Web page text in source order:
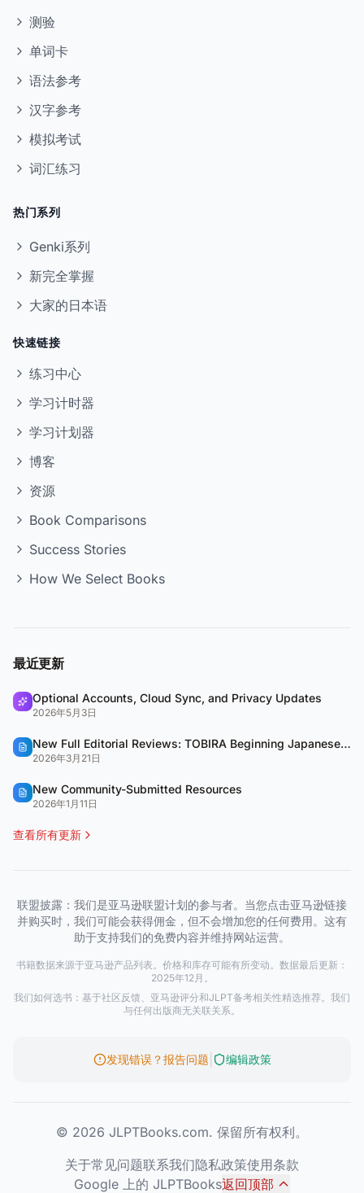
测验
单词卡
语法参考
汉字参考
模拟考试
词汇练习
热门系列
Genki系列
新完全掌握
大家的日本语
快速链接
练习中心
学习计时器
学习计划器
博客
资源
Book Comparisons
Success Stories
How We Select Books
最近更新
Optional Accounts, Cloud Sync, and Privacy Updates
2026年5月3日
New Full Editorial Reviews: TOBIRA Beginning Japanese & QUARTET
2026年3月21日
New Community-Submitted Resources
2026年1月11日
查看所有更新
联盟披露：我们是亚马逊联盟计划的参与者。当您点击亚马逊链接
并购买时，我们可能会获得佣金，但不会增加您的任何费用。这有
助于支持我们的免费内容并维持网站运营。
书籍数据来源于亚马逊产品列表。价格和库存可能有所变动。数据最后更新：
2025年12月。
我们如何选书：基于社区反馈、亚马逊评分和JLPT备考相关性精选推荐。我们
与任何出版商无关联关系。
发现错误？报告问题 编辑政策
© 2026 JLPTBooks.com. 保留所有权利。
关于常见问题联系我们隐私政策使用条款
Google 上的 JLPTBooks返回顶部